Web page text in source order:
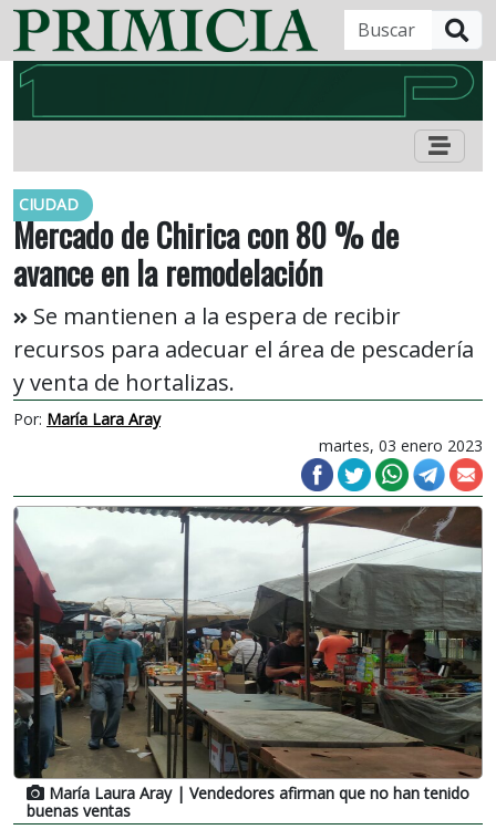
CIUDAD
Mercado de Chirica con 80 % de
avance en la remodelación
Se mantienen a la espera de recibir
recursos para adecuar el área de pescadería
y venta de hortalizas.
Por: María Lara Aray
martes, 03 enero 2023
María Laura Aray| Vendedores afirman que no han tenido
buenas ventas